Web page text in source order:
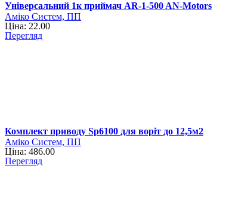
Універсальний 1к приймач AR-1-500 AN-Motors
Аміко Систем, ПП
Ціна: 22.00
Перегляд
Комплект приводу Sp6100 для воріт до 12,5м2
Аміко Систем, ПП
Ціна: 486.00
Перегляд